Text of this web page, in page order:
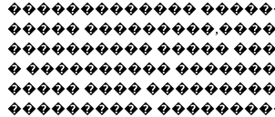
�������������
�����
���������� �����
� ����������
����� ����
����������